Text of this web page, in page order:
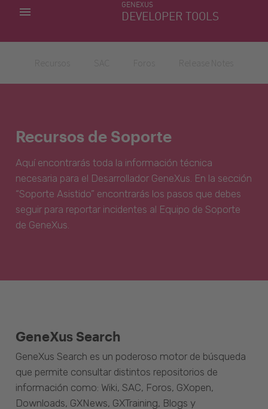
GENEXUS
DEVELOPER TOOLS
MIS APLICACIONES
Recursos de Soporte
Aquí encontrarás toda la información técnica
necesaria para el Desarrollador GeneXus. En la sección
“Soporte Asistido” encontrarás los pasos que debes
seguir para reportar incidentes al Equipo de Soporte
de GeneXus.
GeneXus Search
GeneXus Search es un poderoso motor de búsqueda
que permite consultar distintos repositorios de
información como: Wiki, SAC, Foros, GXopen,
Downloads, GXNews, GXTraining, Blogs y